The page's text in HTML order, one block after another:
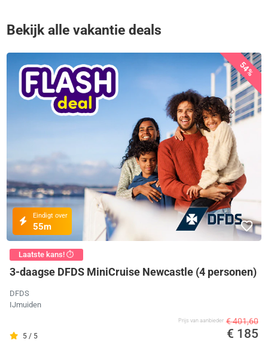
Bekijk alle vakantie deals
54%
Eindigt over
55m
Laatste kans! ⏱️
3-daagse DFDS MiniCruise Newcastle (4 personen)
DFDS
IJmuiden
5 / 5
Prijs van aanbieder € 401,60
€ 185